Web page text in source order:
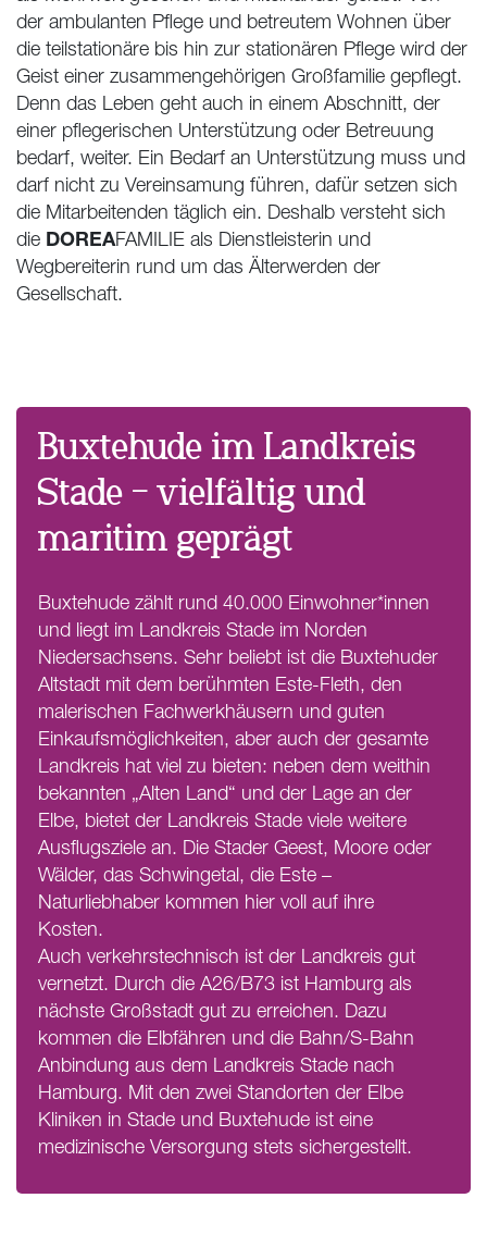
der ambulanten Pflege und betreutem Wohnen über
die teilstationäre bis hin zur stationären Pflege wird der
Geist einer zusammengehörigen Großfamilie gepflegt.
Denn das Leben geht auch in einem Abschnitt, der
einer pflegerischen Unterstützung oder Betreuung
bedarf, weiter. Ein Bedarf an Unterstützung muss und
darf nicht zu Vereinsamung führen, dafür setzen sich
die Mitarbeitenden täglich ein. Deshalb versteht sich
die DOREAFAMILIE als Dienstleisterin und
Wegbereiterin rund um das Älterwerden der
Gesellschaft.
Buxtehude im Landkreis
Stade – vielfältig und
maritim geprägt
Buxtehude zählt rund 40.000 Einwohner*innen
und liegt im Landkreis Stade im Norden
Niedersachsens. Sehr beliebt ist die Buxtehuder
Altstadt mit dem berühmten Este-Fleth, den
malerischen Fachwerkhäusern und guten
Einkaufsmöglichkeiten, aber auch der gesamte
Landkreis hat viel zu bieten: neben dem weithin
bekannten „Alten Land“ und der Lage an der
Elbe, bietet der Landkreis Stade viele weitere
Ausflugsziele an. Die Stader Geest, Moore oder
Wälder, das Schwingetal, die Este –
Naturliebhaber kommen hier voll auf ihre
Kosten.
Auch verkehrstechnisch ist der Landkreis gut
vernetzt. Durch die A26/B73 ist Hamburg als
nächste Großstadt gut zu erreichen. Dazu
kommen die Elbfähren und die Bahn/S-Bahn
Anbindung aus dem Landkreis Stade nach
Hamburg. Mit den zwei Standorten der Elbe
Kliniken in Stade und Buxtehude ist eine
medizinische Versorgung stets sichergestellt.